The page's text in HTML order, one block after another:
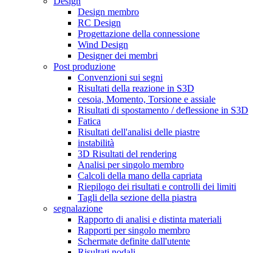
Design membro
RC Design
Progettazione della connessione
Wind Design
Designer dei membri
Post produzione
Convenzioni sui segni
Risultati della reazione in S3D
cesoia, Momento, Torsione e assiale
Risultati di spostamento / deflessione in S3D
Fatica
Risultati dell'analisi delle piastre
instabilità
3D Risultati del rendering
Analisi per singolo membro
Calcoli della mano della capriata
Riepilogo dei risultati e controlli dei limiti
Tagli della sezione della piastra
segnalazione
Rapporto di analisi e distinta materiali
Rapporti per singolo membro
Schermate definite dall'utente